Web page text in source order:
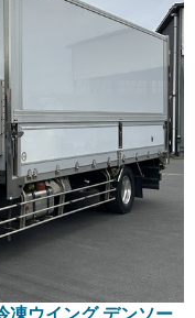
凍ウイング デンソー